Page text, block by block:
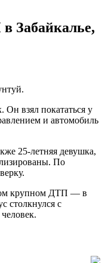
Забайкалье,
взял покататься у
и автомобиль
25-летняя девушка,
По
крупном ДТП — в
столкнулся с